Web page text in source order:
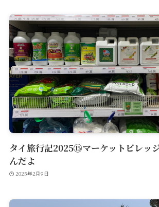
タイ旅行記2025⑮マーケットビレッ
んだよ
2025年2月9日